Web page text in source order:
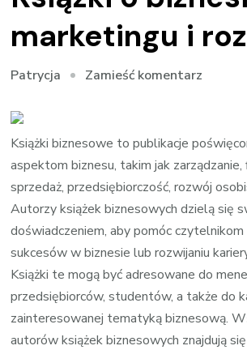
marketingu i
Patrycja Zamieść komentarz
o
i
Książki biznesowe to publikacje
aspektom biznesu, takim jak zarządzanie,
sprzedaż, przedsiębiorczość, rozwój
Autorzy książek biznesowych dzielą się
doświadczeniem, aby pomóc czytelnikom
sukcesów w biznesie lub rozwijaniu
Książki te mogą być adresowane do
przedsiębiorców, studentów, a także do
zainteresowanej tematyką biznesową.
autorów książek biznesowych znajdują